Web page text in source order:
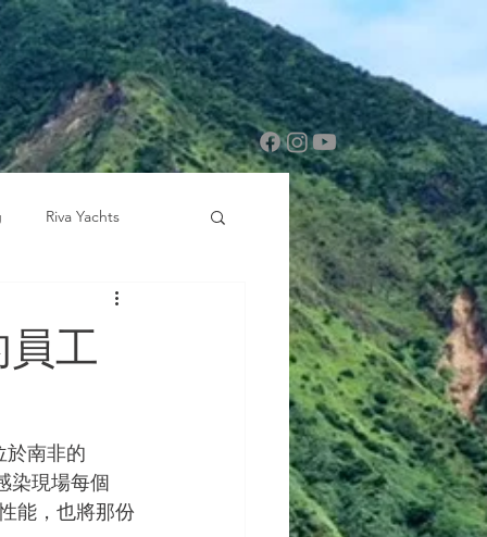
Riva Yachts
工
於南非的
染現場每個
能，也將那份